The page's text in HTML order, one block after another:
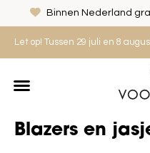
Binnen Nederland
Blazers en